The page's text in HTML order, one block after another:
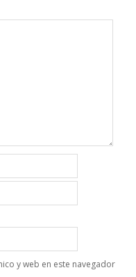
y web en este navegador